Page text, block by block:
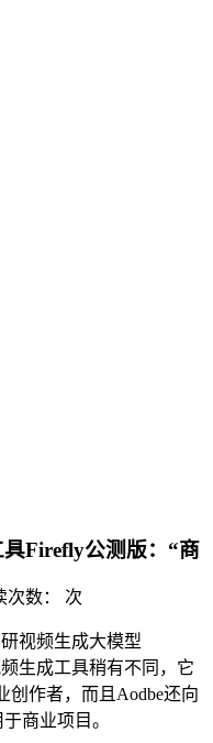
Firefly公测版：“商
数： 次
视频生成大模型
生成工具稍有不同，它
创作者，而且Aodbe还向
商业项目。